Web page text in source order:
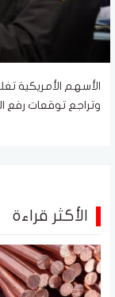
الأسهم الأمريكية
وتراجع توقعات رفع
الأكثر قراءة